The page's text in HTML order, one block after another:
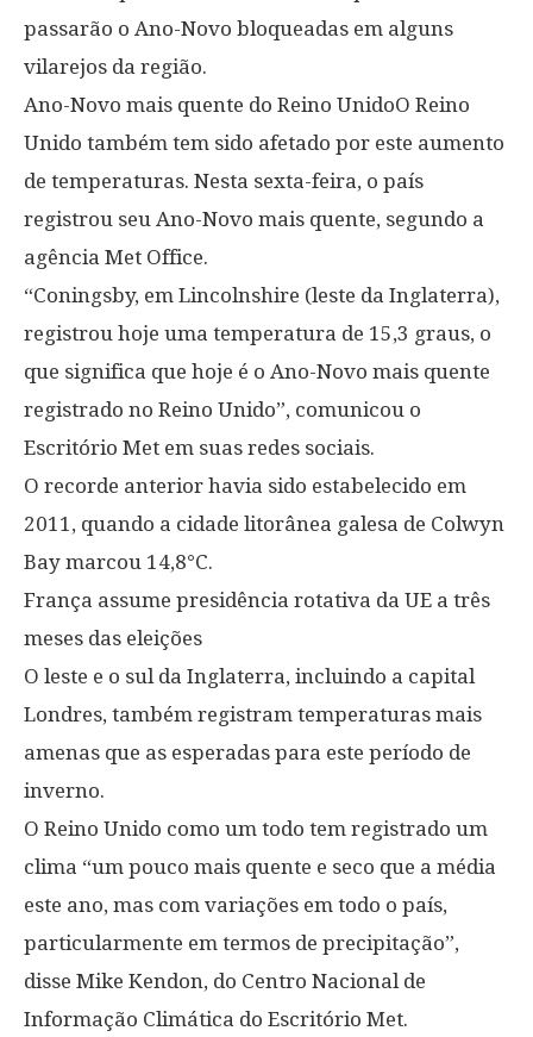
passarão o Ano-Novo bloqueadas em alguns
vilarejos da região.
Ano-Novo mais quente do Reino UnidoO Reino
Unido também tem sido afetado por este aumento
de temperaturas. Nesta sexta-feira, o país
registrou seu Ano-Novo mais quente, segundo a
agência Met Office.
“Coningsby, em Lincolnshire (leste da Inglaterra),
registrou hoje uma temperatura de 15,3 graus, o
que significa que hoje é o Ano-Novo mais quente
registrado no Reino Unido”, comunicou o
Escritório Met em suas redes sociais.
O recorde anterior havia sido estabelecido em
2011, quando a cidade litorânea galesa de Colwyn
Bay marcou 14,8°C.
França assume presidência rotativa da UE a três
meses das eleições
O leste e o sul da Inglaterra, incluindo a capital
Londres, também registram temperaturas mais
amenas que as esperadas para este período de
inverno.
O Reino Unido como um todo tem registrado um
clima “um pouco mais quente e seco que a média
este ano, mas com variações em todo o país,
particularmente em termos de precipitação”,
disse Mike Kendon, do Centro Nacional de
Informação Climática do Escritório Met.